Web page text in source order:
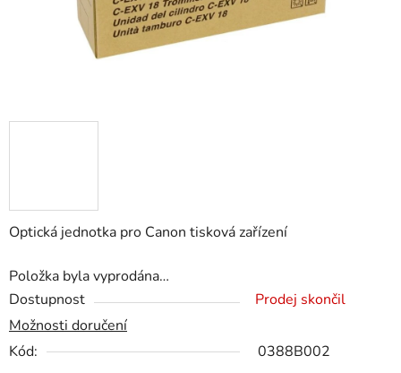
Optická jednotka pro Canon tisková zařízení
Položka byla vyprodána…
Dostupnost
Prodej skončil
Možnosti doručení
Kód:
0388B002